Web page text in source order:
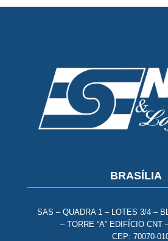
BRASÍLIA
SAS – QUADRA 1 – LOTES 3/4 –
– TORRE “A” EDIFÍCIO CNT
CEP: 70070-